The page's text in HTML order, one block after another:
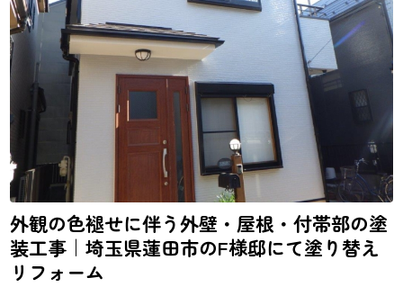
外観の色褪せに伴う外壁・屋根・付帯部の塗
装工事｜埼玉県蓮田市のF様邸にて塗り替え
リフォーム